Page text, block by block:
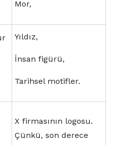
Mor,
Yıldız,
İnsan figürü,
Tarihsel motifler.
X firmasının logosu.
Çünkü, son derece